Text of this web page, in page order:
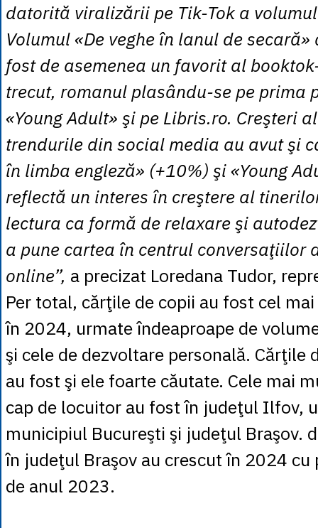
datorită viralizării pe Tik-Tok a
Volumul «De veghe în lanul de secară»
fost de asemenea un favorit al
trecut, romanul plasându-se pe prima
«Young Adult» şi pe Libris.ro. Creşteri
trendurile din social media au avut şi
în limba engleză» (+10%) şi «Young
reflectă un interes în creştere al
lectura ca formă de relaxare şi
a pune cartea în centrul conversaţiilor
online”, a precizat Loredana Tudor,
Per total, cărţile de copii au fost cel
în 2024, urmate îndeaproape de
şi cele de dezvoltare personală. Cărţile
au fost şi ele foarte căutate. Cele mai
cap de locuitor au fost în judeţul Ilfov,
municipiul Bucureşti şi judeţul Braşov.
în judeţul Braşov au crescut în 2024
de anul 2023.